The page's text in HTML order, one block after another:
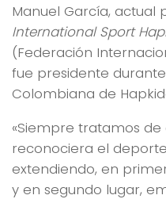
Manuel García, actual
International Sport
(Federación
fue presidente durante
Colombiana de
«Siempre tratamos
reconociera el
extendiendo, en
y en segundo lugar,